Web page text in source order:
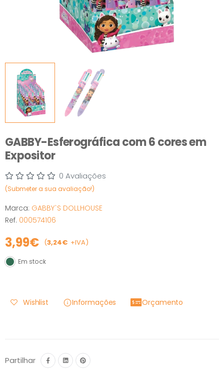
GABBY-Esferográfica com 6 cores em
Expositor
0 Avaliações
(Submeter a sua avaliação!)
Marca: GABBY`S DOLLHOUSE
Ref. 000574106
3,99€ (3,24€ +IVA)
Em stock
Em stock
Wishlist Informações Orçamento
Partilhar